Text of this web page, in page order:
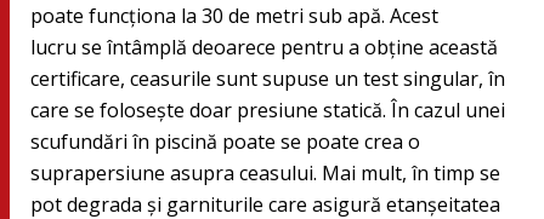
poate funcţiona la 30 de metri sub apă. Acest
lucru se întâmplă deoarece pentru a obţine această
certificare, ceasurile sunt supuse un test singular, în
care se foloseşte doar presiune statică. În cazul unei
scufundări în piscină poate se poate crea o
suprapersiune asupra ceasului. Mai mult, în timp se
pot degrada şi garniturile care asigură etanşeitatea